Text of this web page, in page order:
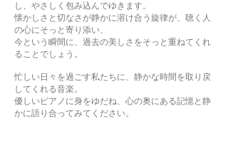
し、やさしく包み込んでゆきます。
懐かしさと切なさが静かに溶け合う旋律が、聴く人
の心にそっと寄り添い、
今という瞬間に、過去の美しさをそっと重ねてくれ
ることでしょう。
忙しい日々を過ごす私たちに、静かな時間を取り戻
してくれる音楽。
優しいピアノに身をゆだね、心の奥にある記憶と静
かに語り合ってみてください。